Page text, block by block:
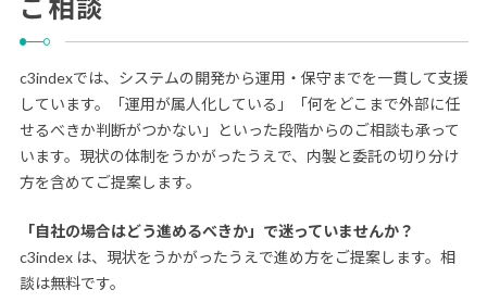
ご相談
c3indexでは、システムの開発から運用・保守までを一貫して支援
しています。「運用が属人化している」「何をどこまで外部に任
せるべきか判断がつかない」といった段階からのご相談も承って
います。現状の体制をうかがったうえで、内製と委託の切り分け
方を含めてご提案します。
「自社の場合はどう進めるべきか」で迷っていませんか？
c3index は、現状をうかがったうえで進め方をご提案します。相
談は無料です。